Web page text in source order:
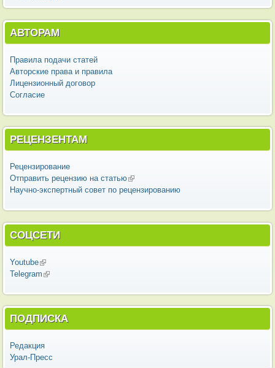
АВТОРАМ
Правила подачи статей
Авторские права и правила
Лицензионный договор
Согласие
РЕЦЕНЗЕНТАМ
Рецензирование
Отправить рецензию на статью(внешняя ссылка)
Научно-экспертный совет по рецензированию
СОЦСЕТИ
Youtube(внешняя ссылка)
Telegram (внешняя ссылка)
ПОДПИСКА
Редакция
Урал-Пресс